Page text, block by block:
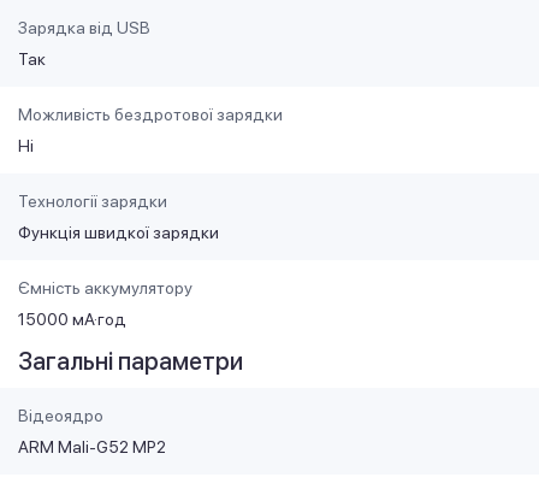
Зарядка від USB
Так
Можливість бездротової зарядки
Ні
Технології зарядки
Функція швидкої зарядки
Ємність аккумулятору
15000 мА·год
Загальні параметри
Відеоядро
ARM Mali-G52 MP2